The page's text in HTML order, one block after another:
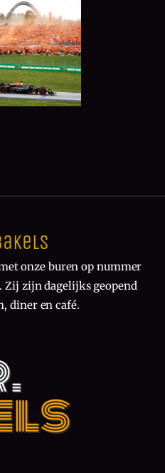
onze buren op nummer
Zij zijn dagelijks geopend
diner en café.